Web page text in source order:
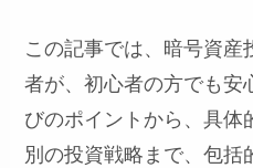
この記事では、暗号資産
者が、初心者の方でも安
びのポイントから、具体
別の投資戦略まで、包括